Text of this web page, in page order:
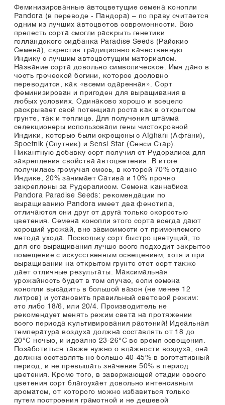
Феминизированные автоцветущие семена конопли
Pandora (в переводе - Пандора) – по праву считается
одним из лучших автоцветов современности. Всю
прелесть сорта смогли раскрыть генетики
голландского сидбанка Paradise Seeds (Райские
Семена), скрестив традиционно качественную
Индику с лучшим автоцветущим материалом.
Название сорта довольно символическое. Имя дано в
честь греческой богини, которое дословно
переводится, как «всеми одаренная». Сорт
феминизирован и пригоден для выращивания в
любых условиях. Одинаково хорошо и всецело
раскрывает свой потенциал роста как в открытом
грунте, так и теплице. Для получения штамма
селекционеры использовали гены чистокровной
Индики, которые были скрещены с Afghani (Афгани),
Spoetnik (Спутник) и Sensi Star (Сенси Стар).
Пикантную добавку сорт получил от Рудералиса для
закрепления свойства автоцветения. В итоге
получилась гремучая смесь, в которой 70% отдано
Индике, 20% занимает Сатива и 10% прочно
закреплены за Рудералисом. Семена каннабиса
Pandora Paradise Seeds: рекомендации по
выращиванию Pandora имеет два фенотипа,
отличаются они друг от друга только скоростью
цветения. Семена конопли этого сорта всегда дают
хороший урожай, вне зависимости от применяемого
метода ухода. Поскольку сорт быстро цветущий, то
для его выращивания лучше всего подходит закрытое
помещение с искусственным освещением, хотя и при
выращивании на открытом грунте этот сорт также
дает отличные результаты. Максимальная
урожайность будет в том случае, если семена
конопли высадить в большой вазон (не менее 12
литров) и установить правильный световой режим:
это либо 18/6, или 20/4. Производитель не
рекомендует менять режим света на протяжении
всего периода культивирования растений! Идеальная
температура воздуха должна составлять от 18 до
20°C ночью, и идеално 23-26°C во время освещения.
Позаботиться также нужно о влажности воздуха, она
должна составлять не больше 40-45% в вегетативный
период, и не превышать значение 50% в период
цветения. Кроме того, в завержающей стадии своего
цветения сорт благоухает довольно интенсивным
ароматом, от которого можно избавиться только
путем построения грамотной и не дешевой